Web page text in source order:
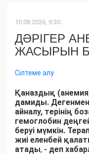
10.08.2026, 9:30
ДӘРІГЕР
ЖАСЫРЫН
Сілтеме алу
Қаназдық
дамиды. Дегенмен
айналу, терінің
гемоглобин
беруі мүмкін.
жиі еленбей
атады, - деп